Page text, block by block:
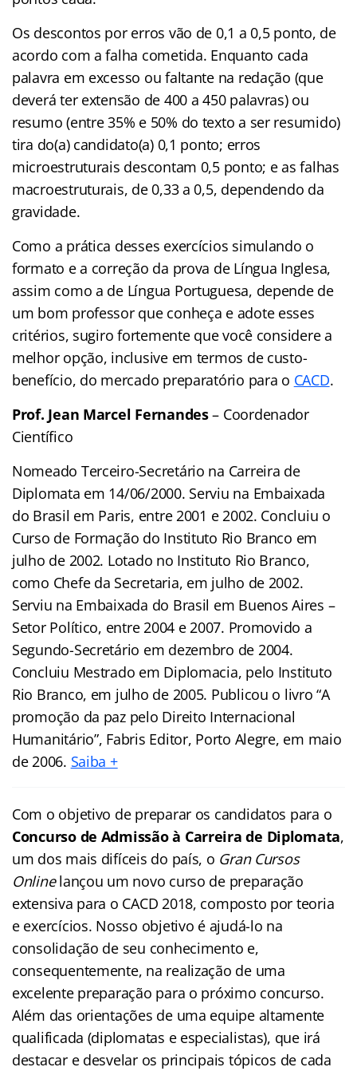
Os descontos por erros vão de 0,1 a 0,5 ponto, de
acordo com a falha cometida. Enquanto cada
palavra em excesso ou faltante na redação (que
deverá ter extensão de 400 a 450 palavras) ou
resumo (entre 35% e 50% do texto a ser resumido)
tira do(a) candidato(a) 0,1 ponto; erros
microestruturais descontam 0,5 ponto; e as falhas
macroestruturais, de 0,33 a 0,5, dependendo da
gravidade.
Como a prática desses exercícios simulando o
formato e a correção da prova de Língua Inglesa,
assim como a de Língua Portuguesa, depende de
um bom professor que conheça e adote esses
critérios, sugiro fortemente que você considere a
melhor opção, inclusive em termos de custo-
benefício, do mercado preparatório para o CACD.
Prof. Jean Marcel Fernandes– Coordenador
Científico
Nomeado Terceiro-Secretário na Carreira de
Diplomata em 14/06/2000. Serviu na Embaixada
do Brasil em Paris, entre 2001 e 2002. Concluiu o
Curso de Formação do Instituto Rio Branco em
julho de 2002. Lotado no Instituto Rio Branco,
como Chefe da Secretaria, em julho de 2002.
Serviu na Embaixada do Brasil em Buenos Aires –
Setor Político, entre 2004 e 2007. Promovido a
Segundo-Secretário em dezembro de 2004.
Concluiu Mestrado em Diplomacia, pelo Instituto
Rio Branco, em julho de 2005. Publicou o livro “A
promoção da paz pelo Direito Internacional
Humanitário”, Fabris Editor, Porto Alegre, em maio
de 2006. Saiba +
Com o objetivo de preparar os candidatos para o
Concurso de Admissão à Carreira de Diplomata,
um dos mais difíceis do país, o Gran Cursos
Onlinelançou um novo curso de preparação
extensiva para o CACD 2018, composto por teoria
e exercícios. Nosso objetivo é ajudá-lo na
consolidação de seu conhecimento e,
consequentemente, na realização de uma
excelente preparação para o próximo concurso.
Além das orientações de uma equipe altamente
qualificada (diplomatas e especialistas), que irá
destacar e desvelar os principais tópicos de cada